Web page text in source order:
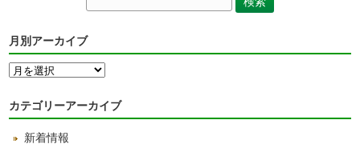
月別アーカイブ
月
ー
イ
カテゴリーアーカイブ
新着情報